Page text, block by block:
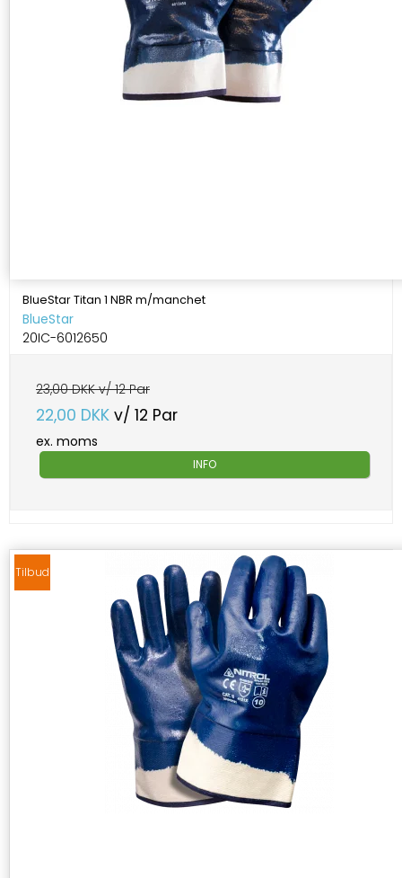
BlueStar Titan 1 NBR m/manchet
BlueStar
20IC-6012650
23,00 DKK v/ 12 Par
22,00 DKK v/ 12 Par
ex. moms
INFO
Tilbud